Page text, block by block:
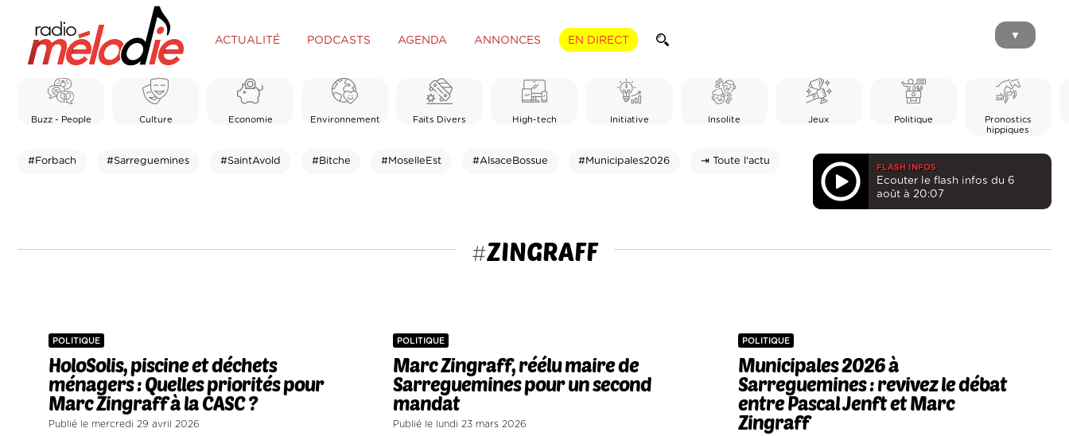
ACTUALITÉ PODCASTS AGENDA ANNONCES EN DIRECT ▼
Buzz - People Culture Economie Environnement Faits Divers High-tech Initiative Insolite Jeux Politique
Pronostics
hippiques
#Forbach #Sarreguemines #SaintAvold #Bitche #MoselleEst #AlsaceBossue #Municipales2026 ⇥ Toute l'actu
FLASH INFOS
Ecouter le flash infos du 6
août à 20:07
#ZINGRAFF
POLITIQUE
HoloSolis, piscine et déchets
ménagers : Quelles priorités pour
Marc Zingraff à la CASC ?
Publié le mercredi 29 avril 2026
POLITIQUE
Marc Zingraff, réélu maire de
Sarreguemines pour un second
mandat
Publié le lundi 23 mars 2026
POLITIQUE
Municipales 2026 à
Sarreguemines : revivez le débat
entre Pascal Jenft et Marc
Zingraff